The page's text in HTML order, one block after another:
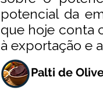
potencial da
que hoje conta
à exportação e
Palti de